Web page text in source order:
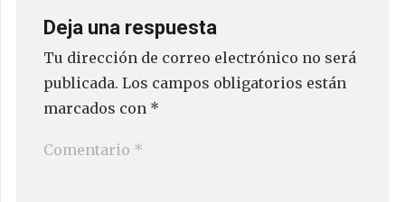
Deja una respuesta
Tu dirección de correo electrónico no será
publicada. Los campos obligatorios están
marcados con *